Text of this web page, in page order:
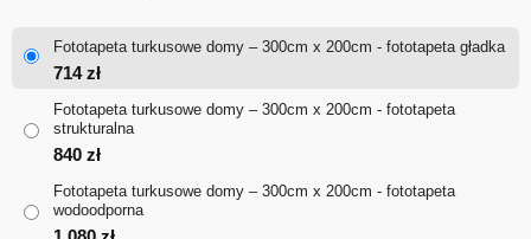
od
714 zł
1,080 zł
Fototapeta turkusowe domy – 300cm x 200cm - fototapeta gładka
714zł
Fototapeta turkusowe domy – 300cm x 200cm - fototapeta
strukturalna
840 zł
Fototapeta turkusowe domy – 300cm x 200cm - fototapeta
wodoodporna